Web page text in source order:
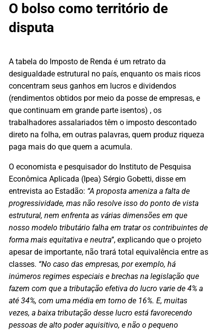
O bolso como território de
disputa
A tabela do Imposto de Renda é um retrato da
desigualdade estrutural no país, enquanto os mais ricos
concentram seus ganhos em lucros e dividendos
(rendimentos obtidos por meio da posse de empresas, e
que continuam em grande parte isentos) , os
trabalhadores assalariados têm o imposto descontado
direto na folha, em outras palavras, quem produz riqueza
paga mais do que quem a acumula.
O economista e pesquisador do Instituto de Pesquisa
Econômica Aplicada (Ipea) Sérgio Gobetti, disse em
entrevista ao Estadão: “A proposta ameniza a falta de
progressividade, mas não resolve isso do ponto de vista
estrutural, nem enfrenta as várias dimensões em que
nosso modelo tributário falha em tratar os contribuintes de
forma mais equitativa e neutra”, explicando que o projeto
apesar de importante, não trará total equivalência entre as
classes. “No caso das empresas, por exemplo, há
inúmeros regimes especiais e brechas na legislação que
fazem com que a tributação efetiva do lucro varie de 4% a
até 34%, com uma média em torno de 16%. E, muitas
vezes, a baixa tributação desse lucro está favorecendo
pessoas de alto poder aquisitivo, e não o pequeno